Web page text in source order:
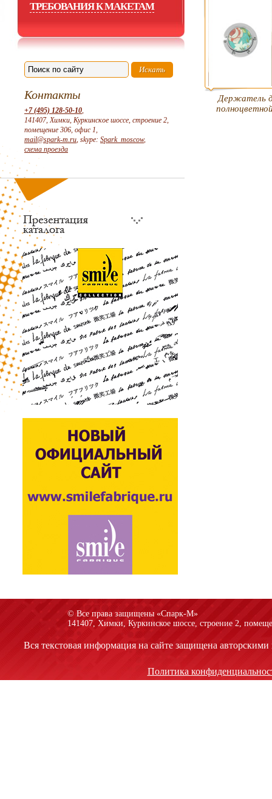
ТРЕБОВАНИЯ К МАКЕТАМ
Контакты
+7 (495) 128-50-10,
141407, Химки, Куркинское шоссе, строение 2,
помещение 306, офис 1,
mail@spark-m.ru, skype: Spark_moscow,
схема проезда
Держатель
© Все права защищены «Спарк-M»
141407, Химки, Куркинское шоссе, строение 2,
Вся текстовая информация на сайте защищена
Политика